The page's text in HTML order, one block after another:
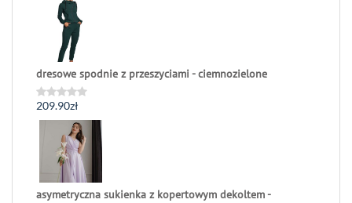
dresowe spodnie z przeszyciami - ciemnozielone
Oceniono
0
209.90zł
asymetryczna sukienka z kopertowym dekoltem -